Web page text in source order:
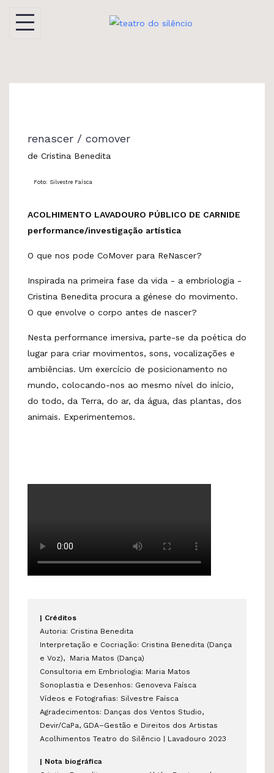
renascer / comover
de Cristina Benedita
Foto: Silvestre Faísca
ACOLHIMENTO LAVADOURO PÚBLICO DE CARNIDE
performance/investigação artística
O que nos pode CoMover para ReNascer?
Inspirada na primeira fase da vida - a embriologia -
Cristina Benedita procura a génese do movimento.
O que envolve o corpo antes de nascer?
Nesta performance imersiva, parte-se da poética do
lugar para criar movimentos, sons, vocalizações e
ambiências. Um exercício de posicionamento no
mundo, colocando-nos ao mesmo nível do início,
do todo, da Terra, do ar, da água, das plantas, dos
animais. Experimentemos.
| Créditos
Autoria: Cristina Benedita
Interpretação e Cocriação: Cristina Benedita (Dança
e Voz), Maria Matos (Dança)
Consultoria em Embriologia: Maria Matos
Sonoplastia e Desenhos: Genoveva Faísca
Vídeos e Fotografias: Silvestre Faísca
Agradecimentos: Danças dos Ventos Studio,
Devir/CaPa, GDA–Gestão e Direitos dos Artistas
Acolhimentos Teatro do Silêncio | Lavadouro 2023
| Nota biográfica